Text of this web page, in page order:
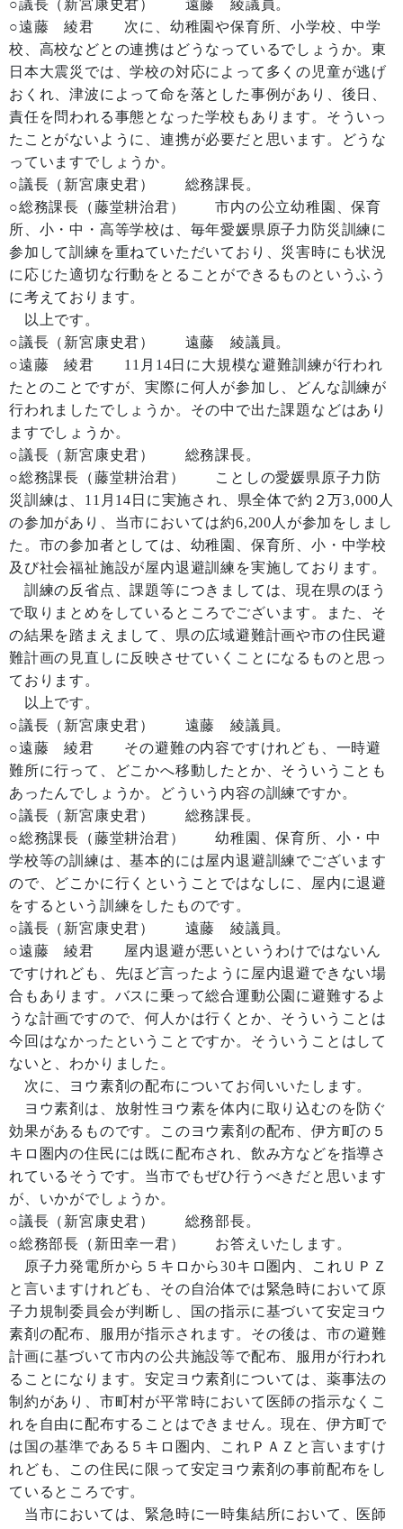
○議長（新宮康史君） 遠藤 綾議員。
○遠藤 綾君 次に、幼稚園や保育所、小学校、中学
校、高校などとの連携はどうなっているでしょうか。東
日本大震災では、学校の対応によって多くの児童が逃げ
おくれ、津波によって命を落とした事例があり、後日、
責任を問われる事態となった学校もあります。そういっ
たことがないように、連携が必要だと思います。どうな
っていますでしょうか。
○議長（新宮康史君） 総務課長。
○総務課長（藤堂耕治君） 市内の公立幼稚園、保育
所、小・中・高等学校は、毎年愛媛県原子力防災訓練に
参加して訓練を重ねていただいており、災害時にも状況
に応じた適切な行動をとることができるものというふう
に考えております。
以上です。
○議長（新宮康史君） 遠藤 綾議員。
○遠藤 綾君 11月14日に大規模な避難訓練が行われ
たとのことですが、実際に何人が参加し、どんな訓練が
行われましたでしょうか。その中で出た課題などはあり
ますでしょうか。
○議長（新宮康史君） 総務課長。
○総務課長（藤堂耕治君） ことしの愛媛県原子力防
災訓練は、11月14日に実施され、県全体で約２万3,000人
の参加があり、当市においては約6,200人が参加をしまし
た。市の参加者としては、幼稚園、保育所、小・中学校
及び社会福祉施設が屋内退避訓練を実施しております。
訓練の反省点、課題等につきましては、現在県のほう
で取りまとめをしているところでございます。また、そ
の結果を踏まえまして、県の広域避難計画や市の住民避
難計画の見直しに反映させていくことになるものと思っ
ております。
以上です。
○議長（新宮康史君） 遠藤 綾議員。
○遠藤 綾君 その避難の内容ですけれども、一時避
難所に行って、どこかへ移動したとか、そういうことも
あったんでしょうか。どういう内容の訓練ですか。
○議長（新宮康史君） 総務課長。
○総務課長（藤堂耕治君） 幼稚園、保育所、小・中
学校等の訓練は、基本的には屋内退避訓練でございます
ので、どこかに行くということではなしに、屋内に退避
をするという訓練をしたものです。
○議長（新宮康史君） 遠藤 綾議員。
○遠藤 綾君 屋内退避が悪いというわけではないん
ですけれども、先ほど言ったように屋内退避できない場
合もあります。バスに乗って総合運動公園に避難するよ
うな計画ですので、何人かは行くとか、そういうことは
今回はなかったということですか。そういうことはして
ないと、わかりました。
次に、ヨウ素剤の配布についてお伺いいたします。
ヨウ素剤は、放射性ヨウ素を体内に取り込むのを防ぐ
効果があるものです。このヨウ素剤の配布、伊方町の５
キロ圏内の住民には既に配布され、飲み方などを指導さ
れているそうです。当市でもぜひ行うべきだと思います
が、いかがでしょうか。
○議長（新宮康史君） 総務部長。
○総務部長（新田幸一君） お答えいたします。
原子力発電所から５キロから30キロ圏内、これＵＰＺ
と言いますけれども、その自治体では緊急時において原
子力規制委員会が判断し、国の指示に基づいて安定ヨウ
素剤の配布、服用が指示されます。その後は、市の避難
計画に基づいて市内の公共施設等で配布、服用が行われ
ることになります。安定ヨウ素剤については、薬事法の
制約があり、市町村が平常時において医師の指示なくこ
れを自由に配布することはできません。現在、伊方町で
は国の基準である５キロ圏内、これＰＡＺと言いますけ
れども、この住民に限って安定ヨウ素剤の事前配布をし
ているところです。
当市においては、緊急時に一時集結所において、医師